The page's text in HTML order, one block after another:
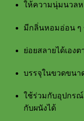
ให้ความนุ่มนวลห
มีกลิ่นหอมอ่อน ๆ
ย่อยสลายได้เอง
บรรจุในขวดขนา
ใช้ร่วมกับอุปกรณ์
กับผนังได้